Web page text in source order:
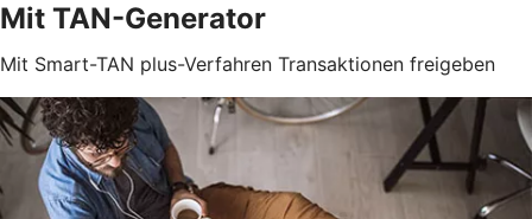
Mit TAN-Generator
Mit Smart-TAN plus-Verfahren Transaktionen freigeben